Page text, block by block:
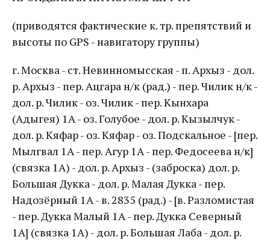
(приводятся фактические к. тр. препятствий и
высоты по GPS - навигатору группы)
г. Москва - ст. Невинномысская - п. Архыз - дол.
р. Архыз - пер. Ацгара н/к (рад.) - пер. Чилик н/к -
дол. р. Чилик - оз. Чилик - пер. Кынхара
(Адыгея) 1А - оз. Голубое - дол. р. Кызылчук -
дол. р. Кяфар - оз. Кяфар - оз. Подскальное - [пер.
Мылгвал 1А - пер. Агур 1А - пер. Федосеева н/к]
(связка 1А) - дол. р. Архыз - (заброска) дол. р.
Большая Дукка - дол. р. Малая Дукка - пер.
Надозёрный 1А - в. 2835 (рад.) - [в. Разломистая
- пер. Дукка Малый 1А - пер. Дукка Северный
1А] (связка 1А) - дол. р. Большая Лаба - дол. р.